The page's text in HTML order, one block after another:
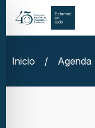
Inicio
/ Agenda